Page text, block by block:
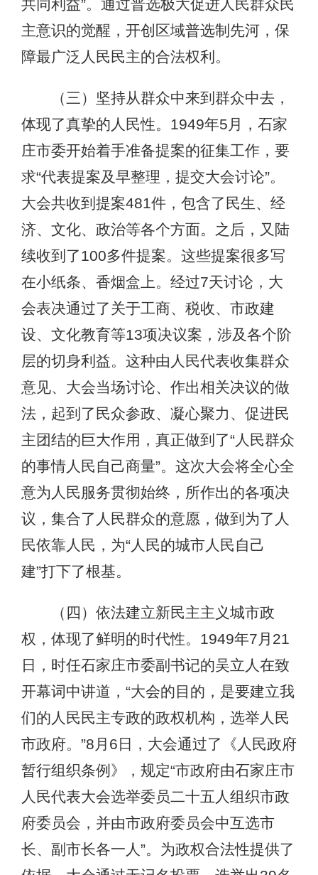
共同利益”。通过普选极大促进人民群众民
主意识的觉醒，开创区域普选制先河，保
障最广泛人民民主的合法权利。
（三）坚持从群众中来到群众中去，
体现了真挚的人民性。1949年5月，石家
庄市委开始着手准备提案的征集工作，要
求“代表提案及早整理，提交大会讨论”。
大会共收到提案481件，包含了民生、经
济、文化、政治等各个方面。之后，又陆
续收到了100多件提案。这些提案很多写
在小纸条、香烟盒上。经过7天讨论，大
会表决通过了关于工商、税收、市政建
设、文化教育等13项决议案，涉及各个阶
层的切身利益。这种由人民代表收集群众
意见、大会当场讨论、作出相关决议的做
法，起到了民众参政、凝心聚力、促进民
主团结的巨大作用，真正做到了“人民群众
的事情人民自己商量”。这次大会将全心全
意为人民服务贯彻始终，所作出的各项决
议，集合了人民群众的意愿，做到为了人
民依靠人民，为“人民的城市人民自己
建”打下了根基。
（四）依法建立新民主主义城市政
权，体现了鲜明的时代性。1949年7月21
日，时任石家庄市委副书记的吴立人在致
开幕词中讲道，“大会的目的，是要建立我
们的人民民主专政的政权机构，选举人民
市政府。”8月6日，大会通过了《人民政府
暂行组织条例》，规定“市政府由石家庄市
人民代表大会选举委员二十五人组织市政
府委员会，并由市政府委员会中互选市
长、副市长各一人”。为政权合法性提供了